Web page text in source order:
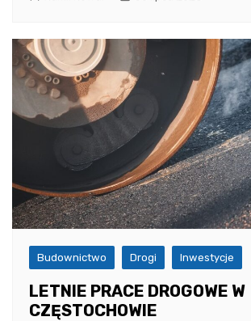
Budownictwo Drogi Inwestycje
LETNIE PRACE DROGOWE W
CZĘSTOCHOWIE